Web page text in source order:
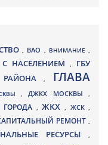
, ВАО , ВНИМАНИЕ ,
С НАСЕЛЕНИЕМ , ГБУ
РАЙОНА, ГЛАВА
,ДЖКХ МОСКВЫ ,
, ЖКХ, ЖСК,
РЕМОНТ ,
РЕСУРСЫ,